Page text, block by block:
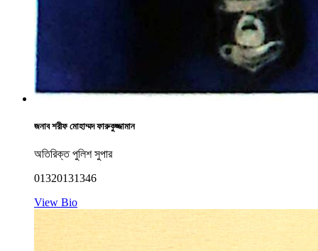
জনাব শরীফ মোহাম্মদ ফারুকুজ্জামান
অতিরিক্ত পুলিশ সুপার
01320131346
View Bio